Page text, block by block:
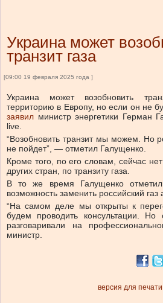
Украина может
транзит газа
[09:00 19 февраля 2025 года ]
Украина может возобновить
территорию в Европу, но если он не
заявил министр энергетики Герман
live.
“Возобновить транзит мы можем. Но
не пойдет”, — отметил Галущенко.
Кроме того, по его словам, сейчас
других стран, по транзиту газа.
В то же время Галущенко
возможность заменить российский
“На самом деле мы открыты к
будем проводить консультации.
разговаривали на
министр.
версия для